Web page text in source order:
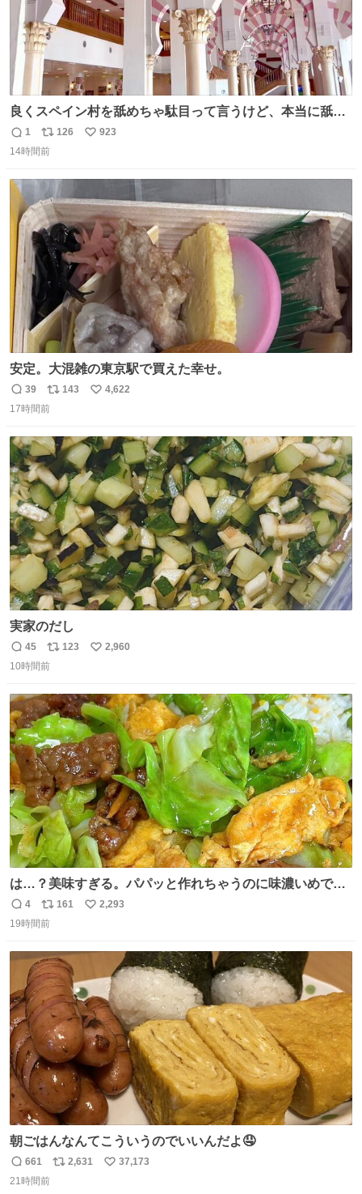
良くスペイン村を舐めちゃ駄目って言うけど、本当に舐め
ちゃ行けないのはスペィン村ホテル🏛🏨 だってロビーから
中庭抜けるだけでこの有様🤩 ディズニーホテル泊まってる
ニャは益々素晴らしい場所になってる
返
信
1
リ
ポ
ト
数
126
い
923
14時間前
安定。大混雑の東京駅で買えた幸せ。
返
信
39
リ
ポ
ト
数
143
い
数
4,622
17時間前
実家のだし
返
信
45
リ
ポ
ト
数
123
い
数
2,960
10時間前
は…？美味すぎる。パパッと作れちゃうのに味濃いめで満
足感エグいの天才だろ🥹
返
信
4
リ
ポ
ト
数
161
い
2,293
19時間前
朝ごはんなんてこういうのでいいんだよ🤤
返
信
661
リ
2,631
い
37,173
21時間前